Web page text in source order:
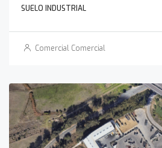
SUELO INDUSTRIAL
Comercial Comercial